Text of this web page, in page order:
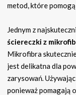
metod, które
Jednym z
ściereczki z
Mikrofibra
jest delikatna dla
zarysowań.
ponieważ pomagają